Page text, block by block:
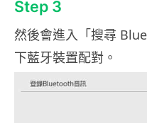
Step 3
然後會進入「搜尋
下藍牙裝置配對。